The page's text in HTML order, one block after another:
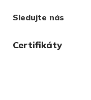
Sledujte nás
Certifikáty